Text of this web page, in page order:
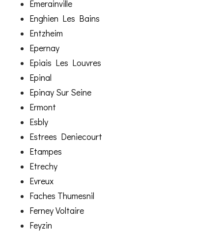
Emerainville
Enghien Les Bains
Entzheim
Epernay
Epiais Les Louvres
Epinal
Epinay Sur Seine
Ermont
Esbly
Estrees Deniecourt
Etampes
Etrechy
Evreux
Faches Thumesnil
Ferney Voltaire
Feyzin